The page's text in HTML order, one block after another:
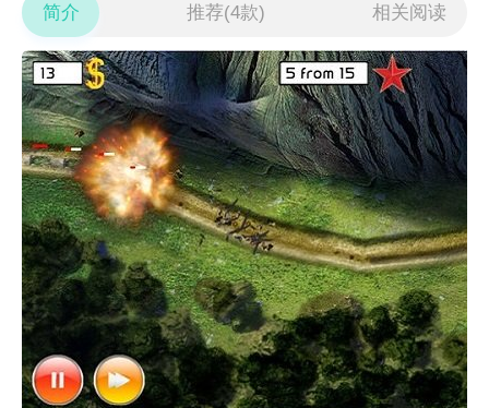
简介 推荐(4款) 相关阅读